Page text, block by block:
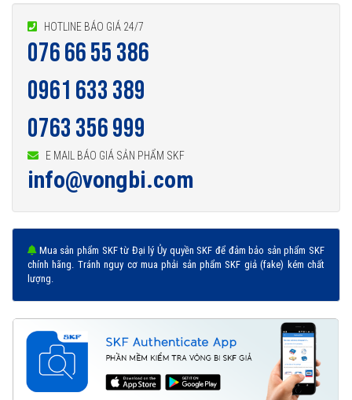
HOTLINE BÁO GIÁ 24/7
076 66 55 386
0961 633 389
0763 356 999
E MAIL BÁO GIÁ SẢN PHẨM SKF
info@vongbi.com
Mua sản phẩm SKF từ Đại lý Ủy quyền SKF để đảm bảo sản phẩm SKF
chính hãng. Tránh nguy cơ mua phải sản phẩm SKF giả (fake) kém chất
lượng.